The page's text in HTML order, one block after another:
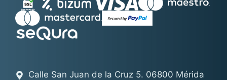
Calle San Juan de la Cruz 5. 06800 Mérida